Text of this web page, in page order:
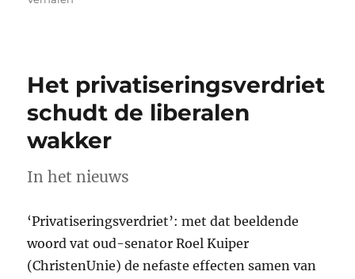
Het privatiseringsverdriet
schudt de liberalen
wakker
In het nieuws
‘Privatiseringsverdriet’: met dat beeldende
woord vat oud-senator Roel Kuiper
(ChristenUnie) de nefaste effecten samen van